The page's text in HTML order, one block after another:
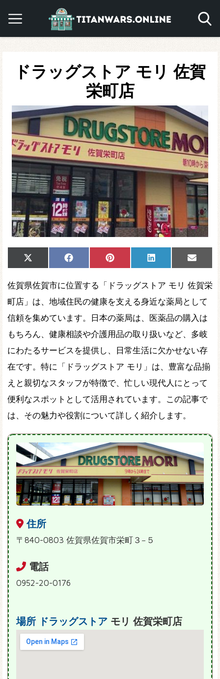
ドラッグストア モリ 佐賀
栄町店
Share
on
X
(Twitter)
Share
on
Facebook Share
on
Pinterest Share
on
LinkedIn
Share
on
Email
佐賀県佐賀市に位置する「ドラッグストア モリ 佐賀栄
町店」は、地域住民の健康を支える身近な薬局として
信頼を集めています。日本の薬局は、医薬品の購入は
もちろん、健康相談や介護用品の取り扱いなど、多岐
にわたるサービスを提供し、日常生活に欠かせない存
在です。特に「ドラッグストア モリ」は、豊富な品揃
えと親切なスタッフが特徴で、忙しい現代人にとって
便利なスポットとして活用されています。この記事で
は、その魅力や役割について詳しく紹介します。
住所
〒840-0803 佐賀県佐賀市栄町３−５
電話
0952-20-0176
場所 ドラッグストア モリ 佐賀栄町店